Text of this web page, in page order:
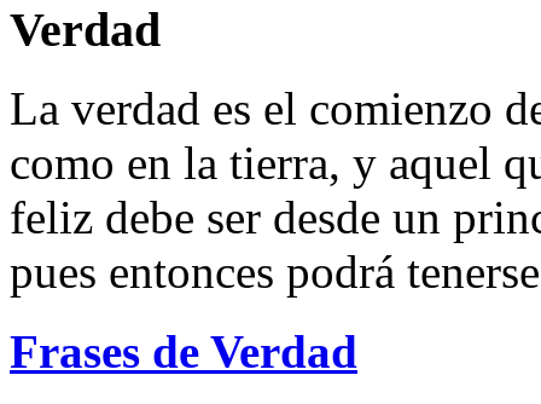
Verdad
La verdad es el comienzo
como en la tierra, y aquel
feliz debe ser desde un
pues entonces podrá
Frases de Verdad